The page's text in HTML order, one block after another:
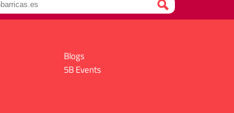
Blogs
5B Events